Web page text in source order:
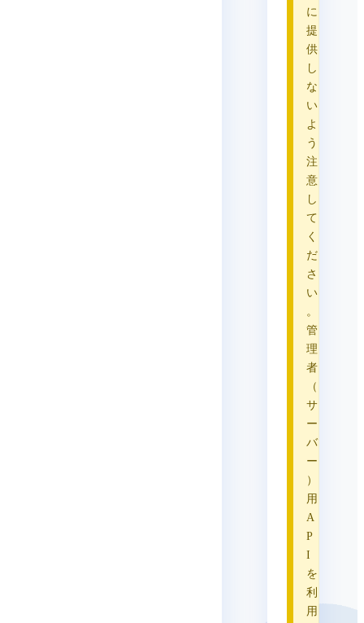
に
提
供
し
な
い
よ
う
注
意
し
て
く
だ
さ
い
。
管
理
者
（
サ
ー
バ
ー
）
用
A
P
I
を
利
用